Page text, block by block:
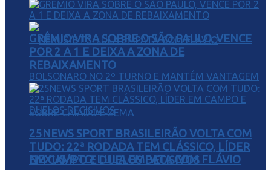
NEXUS/BTG: LULA EMPATA COM FLÁVIO
GRÊMIO VIRA SOBRE O SÃO PAULO, VENCE
POR 2 A 1 E DEIXA A ZONA DE
REBAIXAMENTO
25NEWS SPORT BRASILEIRÃO VOLTA COM
TUDO: 22ª RODADA TEM CLÁSSICO, LÍDER
EM CAMPO E DUELOS DECISIVOS